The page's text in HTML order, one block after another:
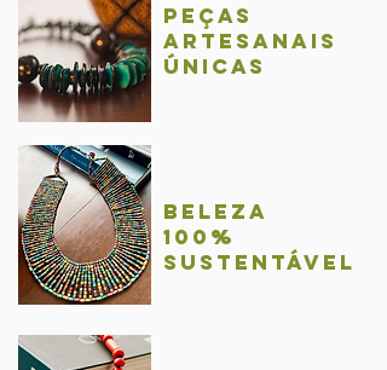
Peças
Artesanais
únicas
BelezA
100%
sustentável